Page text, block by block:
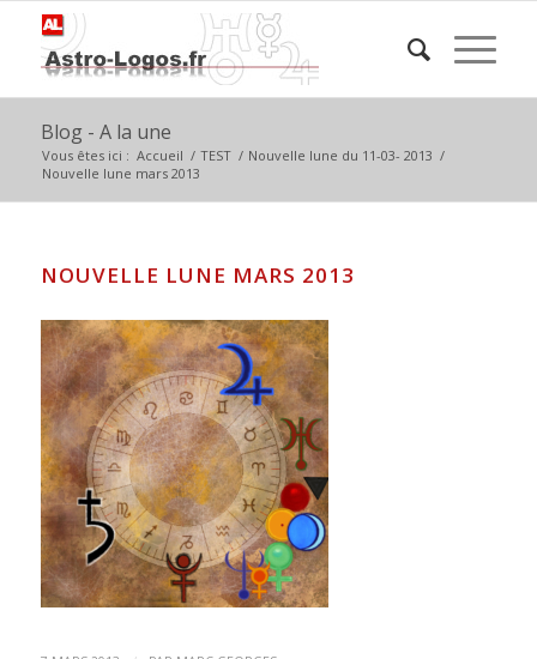
Blog - A la une
Vous êtes ici : Accueil / TEST / Nouvelle lune du 11-03- 2013 /
Nouvelle lune mars 2013
NOUVELLE LUNE MARS 2013